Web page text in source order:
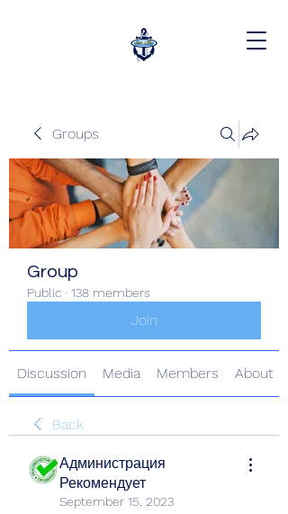
Groups
Group
Public · 138 members
Join
Discussion Media Members About
Back
Администрация
Рекомендует
September 15, 2023